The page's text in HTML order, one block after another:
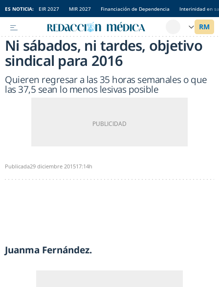
ES NOTICIA: EIR 2027 MIR 2027 Financiación de Dependencia Interinidad en
Ni sábados, ni tardes, objetivo
sindical para 2016
Quieren regresar a las 35 horas semanales o que
las 37,5 sean lo menos lesivas posible
Publicada29 diciembre 201517:14h
Juanma Fernández.